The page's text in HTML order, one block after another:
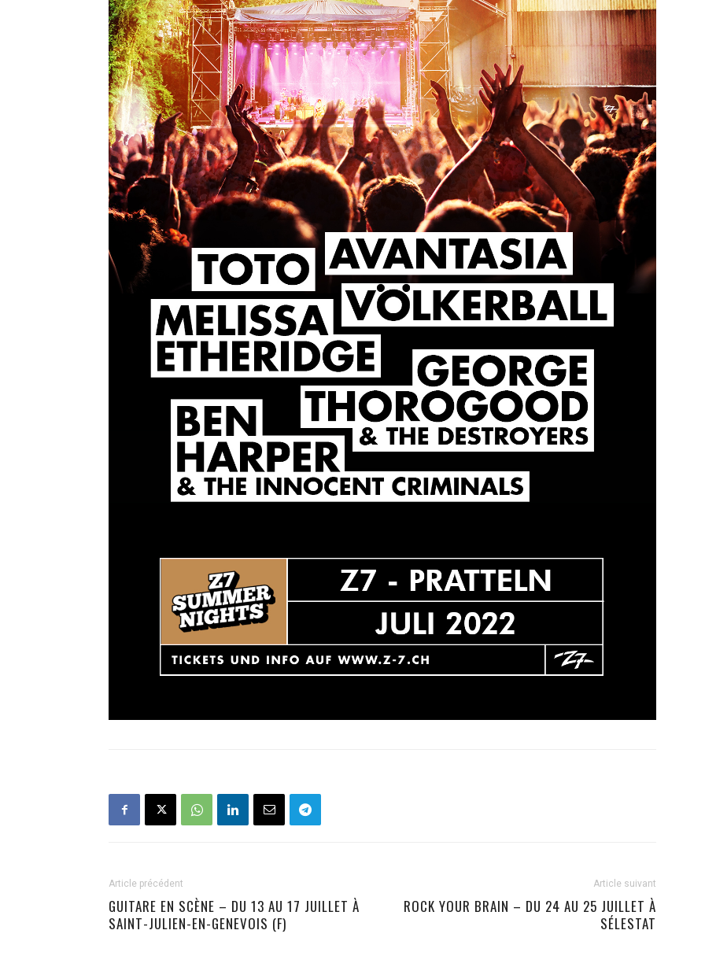
Article précédent
GUITARE EN SCÈNE – DU 13 AU 17 JUILLET À
SAINT-JULIEN-EN-GENEVOIS (F)
Article suivant
ROCK YOUR BRAIN – DU 24 AU 25 JUILLET À
SÉLESTAT